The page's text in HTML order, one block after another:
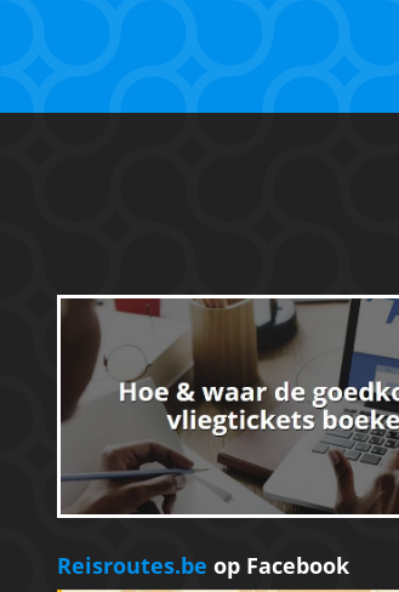
Reisroutes.be op Facebook